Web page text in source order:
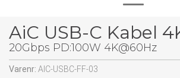
AiC USB-C Kabel
20Gbps PD:100W 4K@60Hz
Varenr: AIC-USBC-FF-03